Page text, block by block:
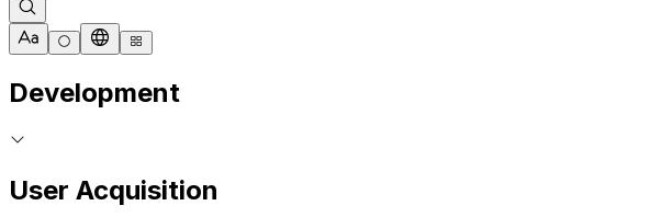
Development
User Acquisition